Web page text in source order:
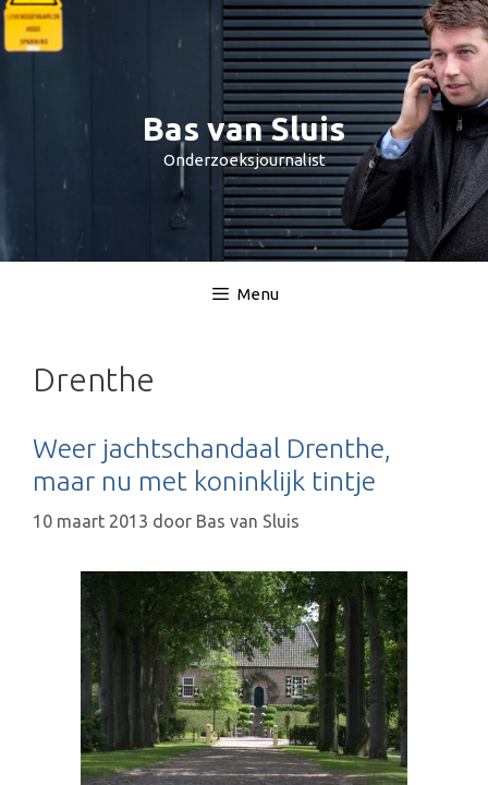
Spring
naar
Bas van Sluis
Onderzoeksjournalist
Menu
Drenthe
Weer jachtschandaal Drenthe,
maar nu met koninklijk tintje
10 maart 2013 door Bas van Sluis